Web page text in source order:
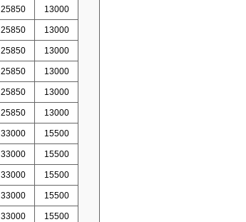
25850 13000
25850 13000
25850 13000
25850 13000
25850 13000
25850 13000
33000 15500
33000 15500
33000 15500
33000 15500
33000 15500